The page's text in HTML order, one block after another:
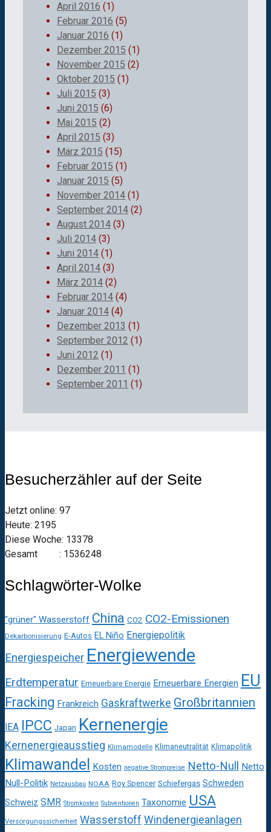
April 2016 (1)
Februar 2016 (5)
Januar 2016 (1)
Dezember 2015 (1)
November 2015 (2)
Oktober 2015 (1)
Juli 2015 (3)
Juni 2015 (6)
Mai 2015 (2)
April 2015 (3)
März 2015 (15)
Februar 2015 (1)
Januar 2015 (5)
November 2014 (1)
September 2014 (2)
August 2014 (3)
Juli 2014 (3)
Juni 2014 (1)
April 2014 (3)
März 2014 (2)
Februar 2014 (4)
Januar 2014 (4)
Dezember 2013 (1)
September 2012 (1)
Juni 2012 (1)
Dezember 2011 (1)
September 2011 (1)
Besucherzähler auf der Seite
Jetzt online: 97
Heute: 2195
Diese Woche: 13378
Gesamt : 1536248
Schlagwörter-Wolke
"grüner" Wasserstoff China CO2 CO2-Emissionen
Dekarbonisierung E-Autos EL Niño Energiepolitik
Energiespeicher Energiewende
Erdtemperatur Erneuerbare Energie Erneuerbare Energien EU
Fracking Frankreich Gaskraftwerke Großbritannien
IEA IPCC Japan Kernenergie
Kernenergieausstieg Klimamodelle Klimaneutralität Klimapolitik
Klimawandel Kosten negative Strompreise Netto-Null
Netto
Null-Politik Netzausbau NOAA Roy Spencer Schiefergas Schweden
Schweiz SMR Stromkosten Subventionen Taxonomie USA
Versorgungssicherheit Wasserstoff Windenergieanlagen